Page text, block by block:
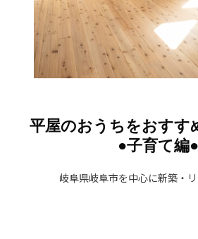
平屋のおうちをおす
●子育て編●
岐阜県岐阜市を中心に新築・